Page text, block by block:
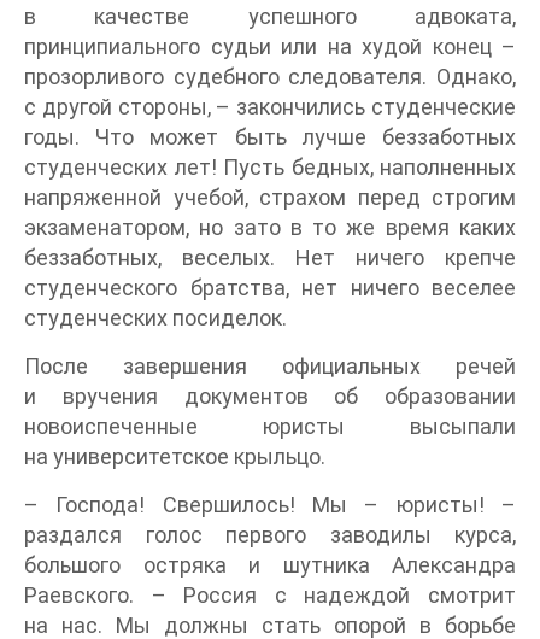
в качестве успешного адвоката,
принципиального судьи или на худой конец –
прозорливого судебного следователя. Однако,
с другой стороны, – закончились студенческие
годы. Что может быть лучше беззаботных
студенческих лет! Пусть бедных, наполненных
напряженной учебой, страхом перед строгим
экзаменатором, но зато в то же время каких
беззаботных, веселых. Нет ничего крепче
студенческого братства, нет ничего веселее
студенческих посиделок.
После завершения официальных речей
и вручения документов об образовании
новоиспеченные юристы высыпали
на университетское крыльцо.
– Господа! Свершилось! Мы – юристы! –
раздался голос первого заводилы курса,
большого остряка и шутника Александра
Раевского. – Россия с надеждой смотрит
на нас. Мы должны стать опорой в борьбе